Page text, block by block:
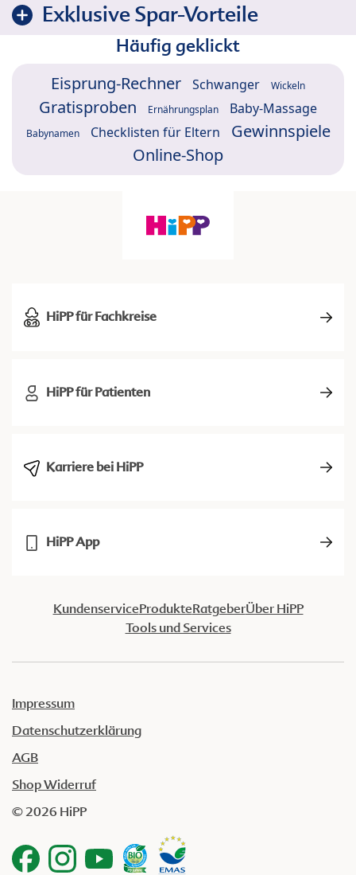
Exklusive Spar-Vorteile
Häufig geklickt
Eisprung-Rechner Schwanger Wickeln
Gratisproben Ernährungsplan Baby-Massage
Babynamen Checklisten für Eltern
Gewinnspiele
Online-Shop
HiPP für Fachkreise
HiPP für Patienten
Karriere bei HiPP
HiPP App
KundenserviceProdukteRatgeberÜber HiPP
Tools und Services
Impressum
Datenschutzerklärung
AGB
Shop Widerruf
© 2026 HiPP